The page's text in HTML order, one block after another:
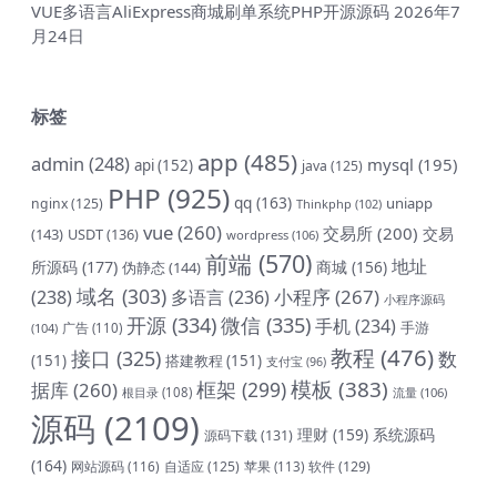
VUE多语言AliExpress商城刷单系统PHP开源源码 2026年7
月24日
标签
admin (248) api(152) app (485) java (125) mysql (195)
nginx(125) PHP (925) qq (163) Thinkphp (102) uniapp
(143) USDT(136) vue(260) wordpress (106) 交易所 (200) 交易
所源码 (177) 伪静态(144) 前端 (570) 商城 (156) 地址
(238)域名 (303) 多语言(236) 小程序(267) 小程序源码
(104) 广告 (110) 开源 (334)微信 (335)手机(234) 手游
(151) 接口 (325) 搭建教程 (151) 支付宝 (96) 教程 (476)数
据库(260) 根目录 (108) 框架 (299)模板 (383) 流量 (106)
源码 (2109) 源码下载(131) 理财 (159) 系统源码
(164) 网站源码(116) 自适应(125) 苹果 (113) 软件(129)